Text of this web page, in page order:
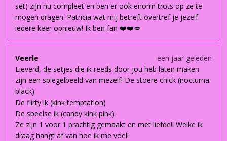
set) zijn nu compleet en ben er ook enorm trots op ze te
mogen dragen. Patricia wat mij betreft overtref je jezelf
iedere keer opnieuw! Ik ben fan ❤️❤️💋
Veerle
een jaar geleden
Lieverd, de setjes die ik reeds door jou heb laten maken
zijn een spiegelbeeld van mezelf! De stoere chick (nocturna
black)
De flirty ik (kink temptation)
De speelse ik (candy kink pink)
Ze zijn 1 voor 1 prachtig gemaakt en met liefde!! Welke ik
draag hangt af van hoe ik me voel!